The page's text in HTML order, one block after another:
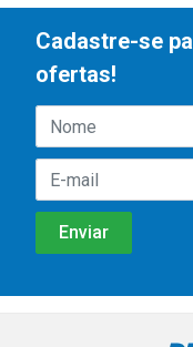
Cadastre-se
ofertas!